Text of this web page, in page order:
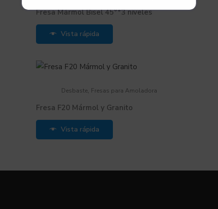
Fresa Mármol Bisel 45°*3 niveles
Vista rápida
Desbaste, Fresas para Amoladora
Fresa F20 Mármol y Granito
Vista rápida